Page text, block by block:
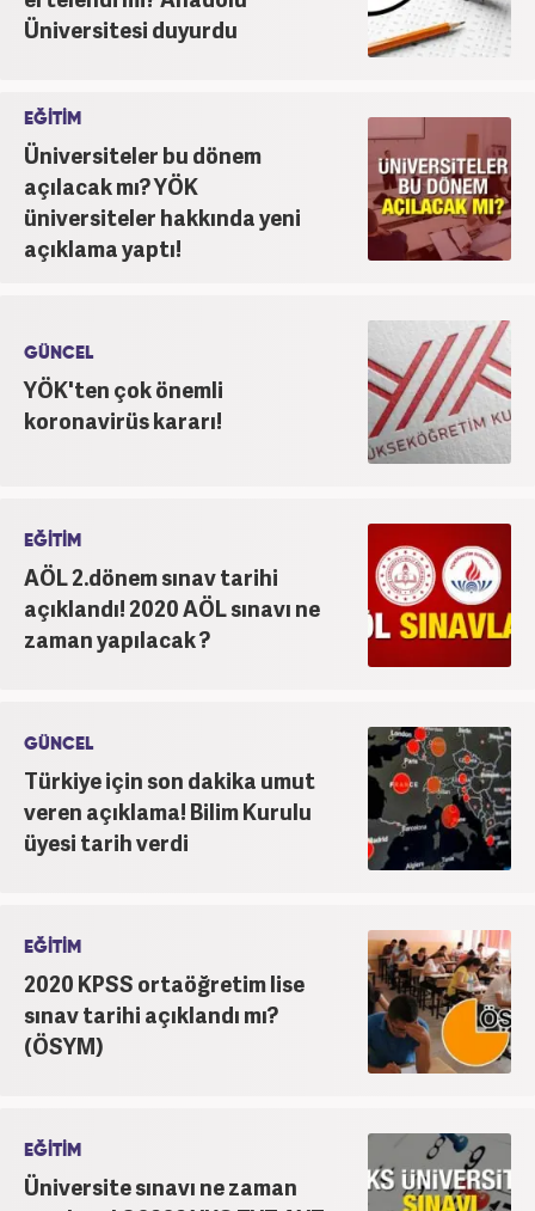
Üniversitesi duyurdu
EĞİTİM
Üniversiteler bu dönem
açılacak mı? YÖK
üniversiteler hakkında yeni
açıklama yaptı!
GÜNCEL
YÖK'ten çok önemli
koronavirüs kararı!
EĞİTİM
AÖL 2.dönem sınav tarihi
açıklandı! 2020 AÖL sınavı ne
zaman yapılacak ?
GÜNCEL
Türkiye için son dakika umut
veren açıklama! Bilim Kurulu
üyesi tarih verdi
EĞİTİM
2020 KPSS ortaöğretim lise
sınav tarihi açıklandı mı?
(ÖSYM)
EĞİTİM
Üniversite sınavı ne zaman